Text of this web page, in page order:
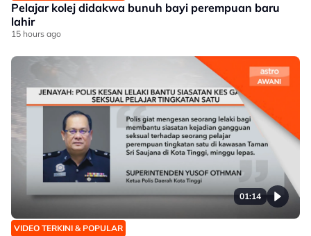
Pelajar kolej didakwa bunuh bayi perempuan baru
lahir
15 hours ago
01:14
VIDEO TERKINI & POPULAR